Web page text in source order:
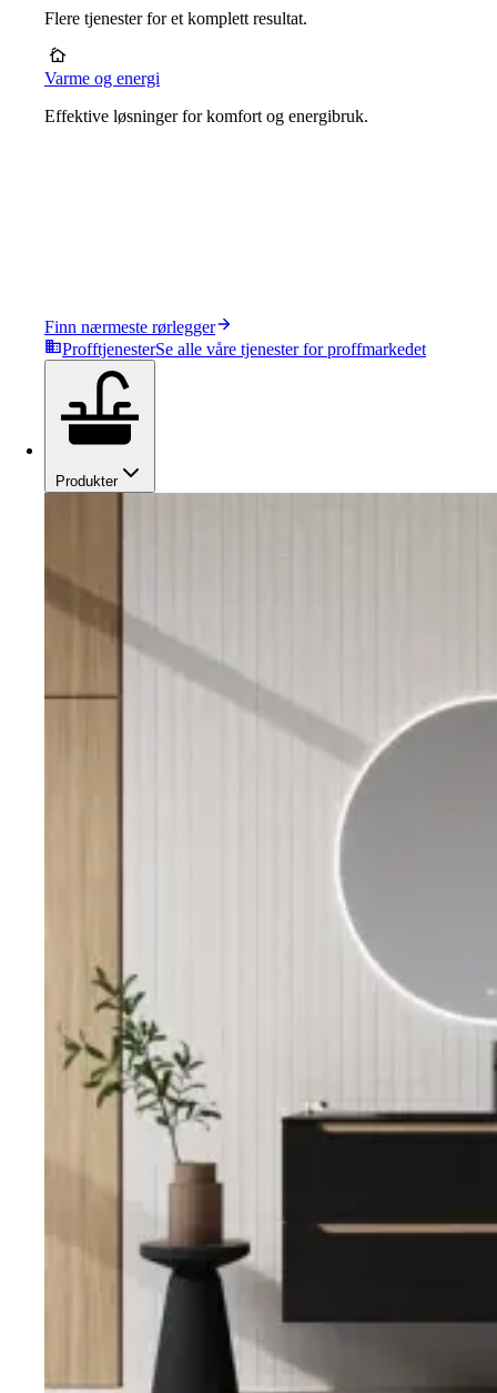
Flere tjenester for et komplett resultat.
Varme og energi
Effektive løsninger for komfort og energibruk.
Finn nærmeste rørlegger
ProfftjenesterSe alle våre tjenester for proffmarkedet
Produkter